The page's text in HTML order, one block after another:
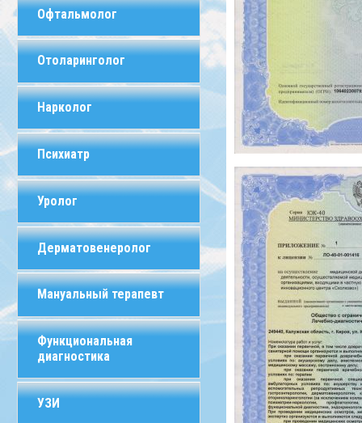
Офтальмолог
Отоларинголог
Нарколог
Психиатр
Уролог
Дерматовенеролог
Мануальный терапевт
Функциональная
диагностика
УЗИ